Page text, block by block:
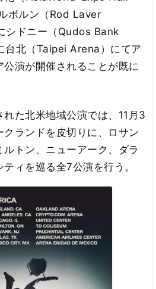
ボルン（Rod Laver
シドニー（Qudos Bank
台北（Taipei Arena）にてア
公演が開催されることが既に
た北米地域公演では、11月3
クランドを皮切りに、ロサン
トン、ニューアーク、ダラ
ィを巡る全7公演を行う。